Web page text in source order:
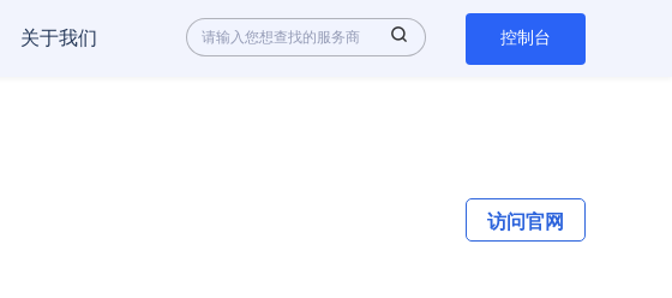
关于我们 控制台
访问官网